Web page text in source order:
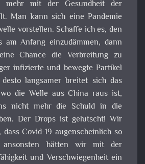
mehr mit der Gesundheit der
Man kann sich eine Pandemie
vorstellen. Schaffe ich es, den
am Anfang einzudämmen, dann
Chance die Verbreitung zu
infizierte und bewegte Partikel
langsamer breitet sich das
die Welle aus China raus ist,
nicht mehr die Schuld in die
Der Drops ist gelutscht! Wir
Covid-19 augenscheinlich so
ansonsten hätten wir mit der
und Verschwiegenheit ein